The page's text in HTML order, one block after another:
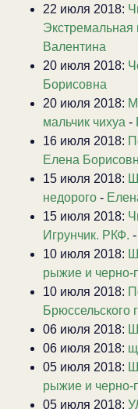
22 июля 2018:
Экстремальная
Валентина
20 июля 2018:
Борисовна
20 июля 2018:
мальчик чихуа -
16 июля 2018:
Елена
15 июля 2018:
недорого -
15 июля 2018:
Игрунчик. РКФ. -
10 июля 2018:
рыжие и черно-
10 июля 2018:
Брюссельского
06 июля 2018:
06 июля 2018:
05 июля 2018:
рыжие и черно-
05 июля 2018: